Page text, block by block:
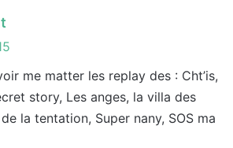
i
me matter les replay des : Cht’is,
story, Les anges, la villa des
la tentation, Super nany, SOS ma